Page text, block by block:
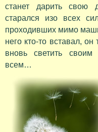
станет дарить свою
старался изо всех
проходивших мимо
него кто-то вставал,
вновь светить
всем…